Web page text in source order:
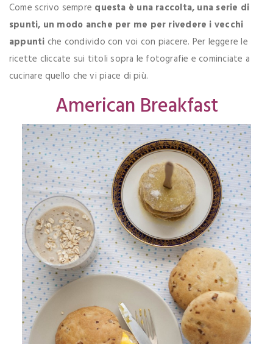
Come scrivo sempre questa è una raccolta, una serie di
spunti, un modo anche per me per rivedere i vecchi
appunti che condivido con voi con piacere. Per leggere le
ricette cliccate sui titoli sopra le fotografie e cominciate a
cucinare quello che vi piace di più.
American Breakfast